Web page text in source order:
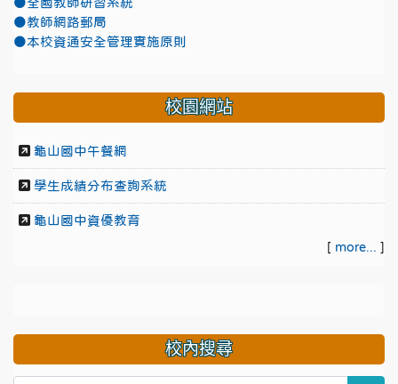
●全國教師研習系統
●教師網路郵局
●本校資通安全管理實施原則
校園網站
龜山國中午餐網
學生成績分布查詢系統
龜山國中資優教育
[ more... ]
校內搜尋